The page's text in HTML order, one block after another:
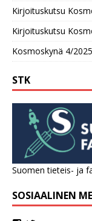
Kirjoituskutsu
Kirjoituskutsu
Kosmoskynä 4/
STK
Suomen tieteis- ja
SOSIAALINEN